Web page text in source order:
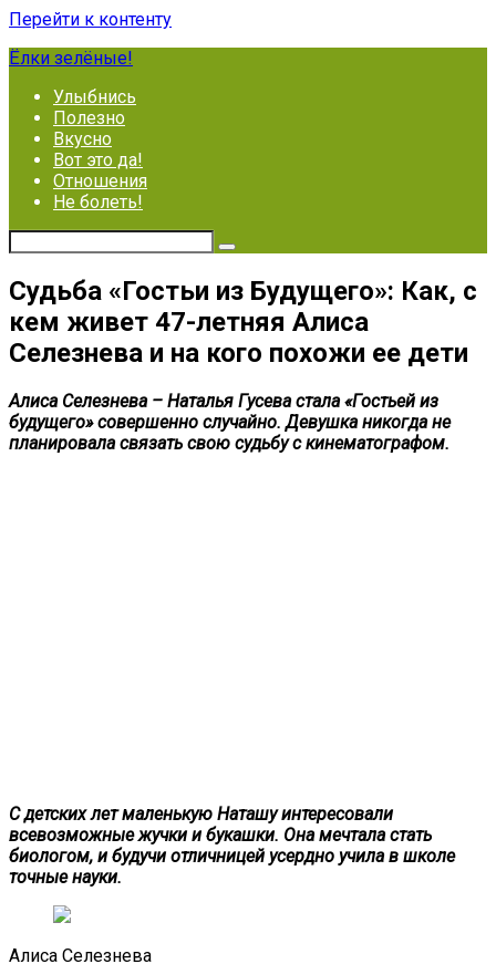
Перейти к контенту
Ёлки зелёные!
Улыбнись
Полезно
Вкусно
Вот это да!
Отношения
Не болеть!
Судьба «Гостьи из Будущего»: Как, с
кем живет 47-летняя Алиса
Селезнева и на кого похожи ее дети
Алиса Селезнева – Наталья Гусева стала «Гостьей из
будущего» совершенно случайно. Девушка никогда не
планировала связать свою судьбу с кинематографом.
С детских лет маленькую Наташу интересовали
всевозможные жучки и букашки. Она мечтала стать
биологом, и будучи отличницей усердно учила в школе
точные науки.
Алиса Селезнева